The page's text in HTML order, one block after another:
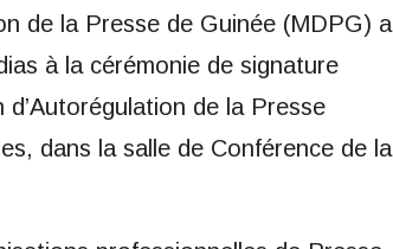
de la Presse de Guinée (MDPG) a
à la cérémonie de signature
d’Autorégulation de la Presse
dans la salle de Conférence de la